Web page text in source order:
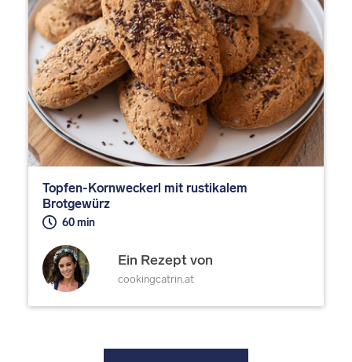
Topfen-Kornweckerl mit rustikalem
Brotgewürz
60 min
Ein Rezept von
cookingcatrin.at